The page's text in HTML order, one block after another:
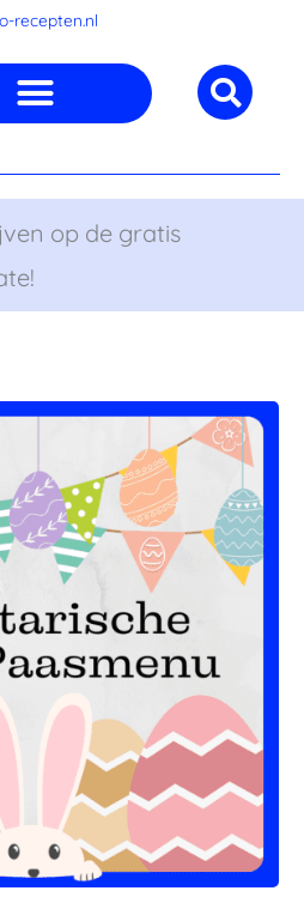
recepten.nl
op de gratis